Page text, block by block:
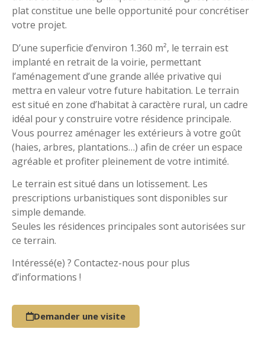
plat constitue une belle opportunité pour concrétiser
votre projet.
D’une superficie d’environ 1.360 m², le terrain est
implanté en retrait de la voirie, permettant
l’aménagement d’une grande allée privative qui
mettra en valeur votre future habitation. Le terrain
est situé en zone d’habitat à caractère rural, un cadre
idéal pour y construire votre résidence principale.
Vous pourrez aménager les extérieurs à votre goût
(haies, arbres, plantations…) afin de créer un espace
agréable et profiter pleinement de votre intimité.
Le terrain est situé dans un lotissement. Les
prescriptions urbanistiques sont disponibles sur
simple demande.
Seules les résidences principales sont autorisées sur
ce terrain.
Intéressé(e) ? Contactez-nous pour plus
d’informations !
Demander une visite